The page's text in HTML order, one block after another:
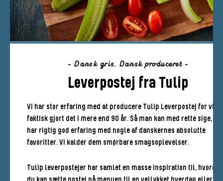
- Dansk gris. Dansk produceret -
Leverpostej fra Tulip
Vi har stor erfaring med at producere Tulip Leverpostej for vi
faktisk gjort det i mere end 90 år. Så man kan med rette sige, at
har rigtig god erfaring med nogle af danskernes absolutte
favoritter. Vi kalder dem smørbare smagsoplevelser.
Tulip leverpostejer har samlet en masse inspiration til, hvordan